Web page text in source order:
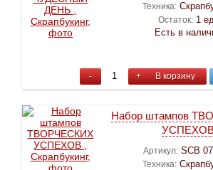
Техника:
Остаток: 1
Есть в
- + В корзину
Набор штампов
Артикул: SCB
Техника: